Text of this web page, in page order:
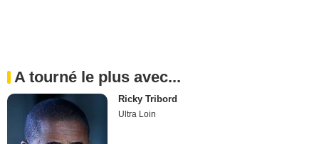
A tourné le plus avec...
Ricky Tribord
Ultra Loin